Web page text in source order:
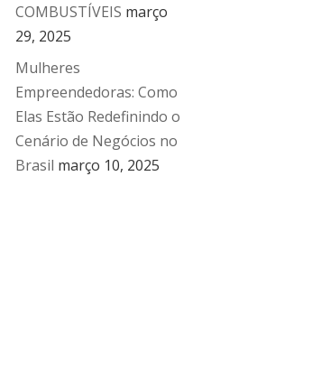
COMBUSTÍVEIS março
29, 2025
Mulheres
Empreendedoras: Como
Elas Estão Redefinindo o
Cenário de Negócios no
Brasil março 10, 2025